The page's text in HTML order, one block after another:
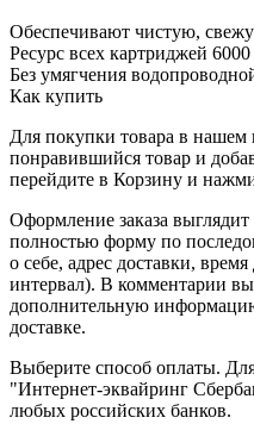
Обеспечивают чистую,
Ресурс всех картриджей
Без умягчения
Как купить
Для покупки товара в нашем
понравившийся товар и
перейдите в Корзину и
Оформление заказа
полностью форму по
о себе, адрес доставки,
интервал). В комментарии вы
дополнительную
доставке.
Выберите способ оплаты.
"Интернет-эквайринг
любых российских банков.